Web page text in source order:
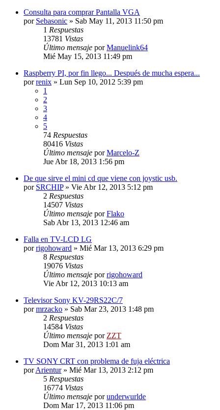
Consulta para comprar Pantalla VGA
por Sebasonic » Sab May 11, 2013 11:50 pm
1 Respuestas
13781 Vistas
Último mensaje porManuelink64
Mié May 15, 2013 11:49 pm
Raspberry PI, por fin llego... Después de mucha espera...
porrenix » Lun Sep 10, 2012 5:39 pm
1
2
3
4
5
74 Respuestas
80416 Vistas
Último mensaje porMarcelo-Z
Jue Abr 18, 2013 1:56 pm
De que sirve el mini cd que viene con joystic usb.
por SRCHIP» Vie Abr 12, 2013 5:12 pm
2 Respuestas
14507 Vistas
Último mensaje porFlako
Sab Abr 13, 2013 12:46 am
Falla en TV-LCD LG
porrigohoward » Mié Mar 13, 2013 6:29 pm
8 Respuestas
19076 Vistas
Último mensaje porrigohoward
Vie Abr 12, 2013 10:13 am
Televisor Sony KV-29RS22C/7
pormrzacko » Sab Mar 23, 2013 1:48 pm
2 Respuestas
14584 Vistas
Último mensaje por ZZT
Dom Mar 31, 2013 1:01 am
TV SONY CRT con problema de fuja eléctrica
porArientur» Mié Mar 13, 2013 2:12 pm
5 Respuestas
16774 Vistas
Último mensaje porunderwurlde
Dom Mar 17, 2013 11:06 pm